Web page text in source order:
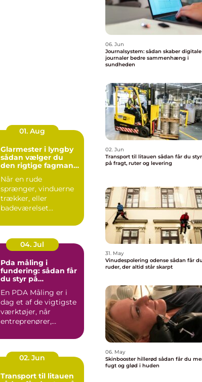
01. Aug
Glarmester i lyngby
sådan vælger du
den rigtige fagmand
Når en rude
sprænger, vinduerne
trækker, eller
badeværelset
spejl, er en glarmest...
04. Jul
Pda måling i
fundering: sådan får
du styr på
En PDA Måling er i
dag et af de vigtigste
værktøjer, når
entreprenører,
rådgivere vil d...
02. Jun
Transport til litauen
06. Jun
Journalsystem: sådan skaber digitale
journaler bedre sammenhæng i
sundheden
02. Jun
Transport til litauen sådan får du styr
på fragt, ruter og levering
31. May
Vinudespolering odense sådan får du
ruder, der altid står skarpt
06. May
Skinbooster hillerød sådan får du mere
fugt og glød i huden